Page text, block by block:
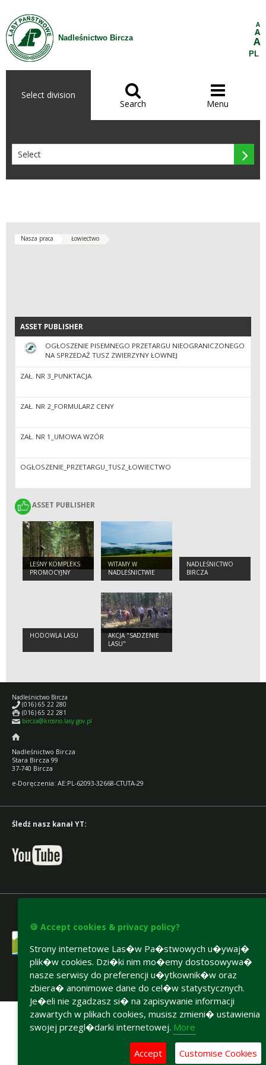
Skip to Content
Nadleśnictwo Bircza
A
A
A
PL
Select division 
Search

Menu

Nasza praca Łowiectwo
ASSET PUBLISHER
ASSET PUBLISHER
OGŁOSZENIE PISEMNEGO PRZETARGU NIEOGRANICZONEGO
NA SPRZEDAŻ TUSZ ZWIERZYNY ŁOWNEJ
ZAŁ. NR 3_PUNKTACJA
ZAŁ. NR 2_FORMULARZ CENY
ZAŁ. NR 1_UMOWA WZÓR
OGŁOSZENIE_PRZETARGU_TUSZ_ŁOWIECTWO
ASSET PUBLISHER
ASSET PUBLISHER
LEŚNY KOMPLEKS
PROMOCYJNY
"LASY
WITAMY W
NADLEŚNICTWIE
BIRCZA
NADLEŚNICTWO
BIRCZA
HODOWLA LASU
AKCJA "SADZENIE
LASU"
Nadleśnictwo Bircza
(016) 65 22 280
(016) 65 22 281
bircza@krosno.lasy.gov.pl
Nadleśnictwo Bircza
Stara Bircza 99
37-740 Bircza
e-Doręczenia: AE:PL-62093-32668-CTUTA-29
Śledź nasz kanał YT:
Accesibility declaration
🍪 Accept cookies & privacy policy?
Strony internetowe Las�w Pa�stwowych u�ywaj�
plik�w cookies. Dzi�ki nim mo�emy dostosowywa�
nasze serwisy do preferencji u�ytkownik�w oraz
zbiera� anonimowe dane do cel�w statystycznych.
Je�eli nie zgadzasz si� na zapisywanie informacji
zawartych w plikach cookies, musisz zmieni� ustawienia
swojej przegl�darki internetowej. More
Accept Customise Cookies